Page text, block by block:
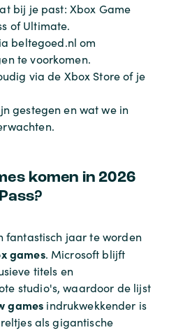
bij je past: Xbox Game
of Ultimate.
beltegoed.nl om
te voorkomen.
via de Xbox Store of je
gestegen en wat we in
komen in 2026
fantastisch jaar te worden
games. Microsoft blijft
titels en
studio's, waardoor de lijst
games indrukwekkender is
als gigantische